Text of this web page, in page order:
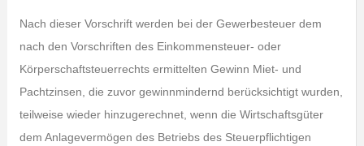
Nach dieser Vorschrift werden bei der Gewerbesteuer dem
nach den Vorschriften des Einkommensteuer- oder
Körperschaftsteuerrechts ermittelten Gewinn Miet- und
Pachtzinsen, die zuvor gewinnmindernd berücksichtigt wurden,
teilweise wieder hinzugerechnet, wenn die Wirtschaftsgüter
dem Anlagevermögen des Betriebs des Steuerpflichtigen